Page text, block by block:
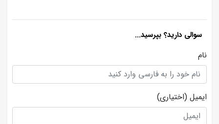
سوالی دارید؟ بپرسید...
نام
ایمیل (اختیاری)